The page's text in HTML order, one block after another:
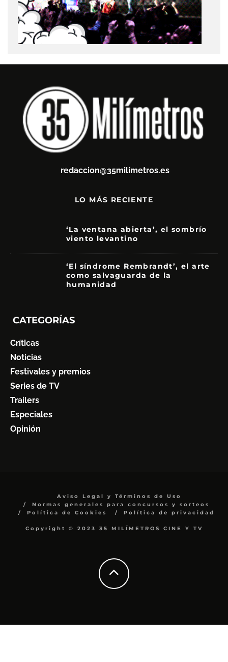
redaccion@35milimetros.es
LO MÁS RECIENTE
‘La ventana abierta’, el sombrío
viento levantino
‘El síndrome Rembrandt’, el arte
como salvaguarda de la
humanidad
CATEGORÍAS
Críticas
Noticias
Festivales y premios
Series de TV
Trailers
Especiales
Opinión
Aviso Legal y Términos de Uso
Normas generales para concursos y sorteos
Política de Cookies
Política de privacidad
Copyright © 2023 35 MILÍMETROS CINE Y TV